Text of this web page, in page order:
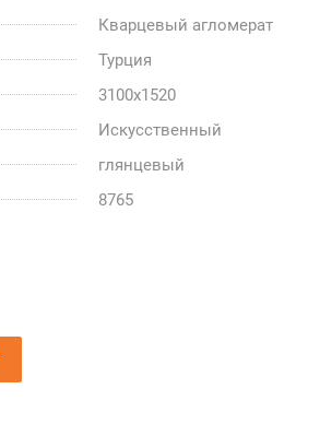
Кварцевый агломерат
Турция
3100x1520
Искусственный
глянцевый
8765